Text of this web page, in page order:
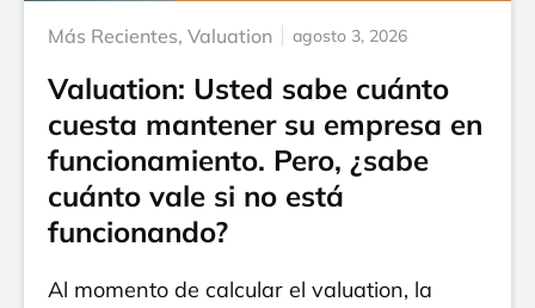
Más Recientes, Valuation agosto 3, 2026
Valuation: Usted sabe cuánto
cuesta mantener su empresa en
funcionamiento. Pero, ¿sabe
cuánto vale si no está
funcionando?
Al momento de calcular el valuation, la